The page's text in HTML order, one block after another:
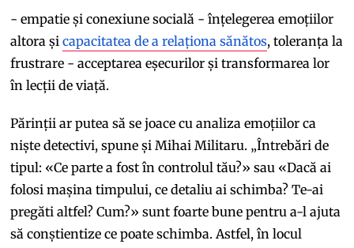
- empatie și conexiune socială - înțelegerea emoțiilor
altora șicapacitatea de a relaționa sănătos, toleranța la
frustrare - acceptarea eșecurilor și transformarea lor
în lecții de viață.
Părinții ar putea să se joace cu analiza emoțiilor ca
niște detectivi, spune și Mihai Militaru. „Întrebări de
tipul: «Ce parte a fost în controlul tău?» sau «Dacă ai
folosi mașina timpului, ce detaliu ai schimba? Te-ai
pregăti altfel? Cum?» sunt foarte bune pentru a-l ajuta
să conștientize ce poate schimba. Astfel, în locul